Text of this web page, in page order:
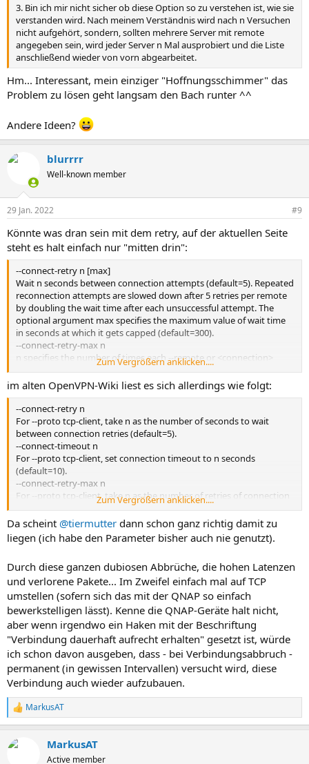
3. Bin ich mir nicht sicher ob diese Option so zu verstehen ist, wie sie
verstanden wird. Nach meinem Verständnis wird nach n Versuchen
nicht aufgehört, sondern, sollten mehrere Server mit remote
angegeben sein, wird jeder Server n Mal ausprobiert und die Liste
anschließend wieder von vorn abgearbeitet.
Hm... Interessant, mein einziger "Hoffnungsschimmer" das
Problem zu lösen geht langsam den Bach runter ^^
Andere Ideen?
blurrrr
Well-known member
29 Jan. 2022 #9
Könnte was dran sein mit dem retry, auf der aktuellen Seite
steht es halt einfach nur "mitten drin":
--connect-retry n [max]
Wait n seconds between connection attempts (default=5). Repeated
reconnection attempts are slowed down after 5 retries per remote
by doubling the wait time after each unsuccessful attempt. The
optional argument max specifies the maximum value of wait time
in seconds at which it gets capped (default=300).
--connect-retry-max n
n specifies the number of times each --remote or <connection>
entry is tried. Specifying n as one would try each entry exactly once.
A successful connection resets the counter. (default=unlimited).
Zum Vergrößern anklicken....
im alten OpenVPN-Wiki liest es sich allerdings wie folgt:
--connect-retry n
For --proto tcp-client, take n as the number of seconds to wait
between connection retries (default=5).
--connect-timeout n
For --proto tcp-client, set connection timeout to n seconds
(default=10).
--connect-retry-max n
For --proto tcp-client, take n as the number of retries of connection
attempt (default=infinite).
Zum Vergrößern anklicken....
Da scheint @tiermutter dann schon ganz richtig damit zu
liegen (ich habe den Parameter bisher auch nie genutzt).
Durch diese ganzen dubiosen Abbrüche, die hohen Latenzen
und verlorene Pakete... Im Zweifel einfach mal auf TCP
umstellen (sofern sich das mit der QNAP so einfach
bewerkstelligen lässt). Kenne die QNAP-Geräte halt nicht,
aber wenn irgendwo ein Haken mit der Beschriftung
"Verbindung dauerhaft aufrecht erhalten" gesetzt ist, würde
ich schon davon ausgeben, dass - bei Verbindungsabbruch -
permanent (in gewissen Intervallen) versucht wird, diese
Verbindung auch wieder aufzubauen.
R
e
k
MarkusAT
MarkusAT
Active member